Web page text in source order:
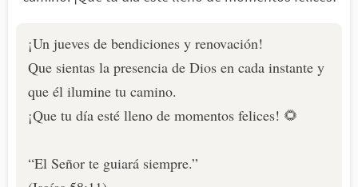
¡Un jueves de bendiciones y renovación!
Que sientas la presencia de Dios en cada instante y
que él ilumine tu camino.
¡Que tu día esté lleno de momentos felices! 🌻
“El Señor te guiará siempre.”